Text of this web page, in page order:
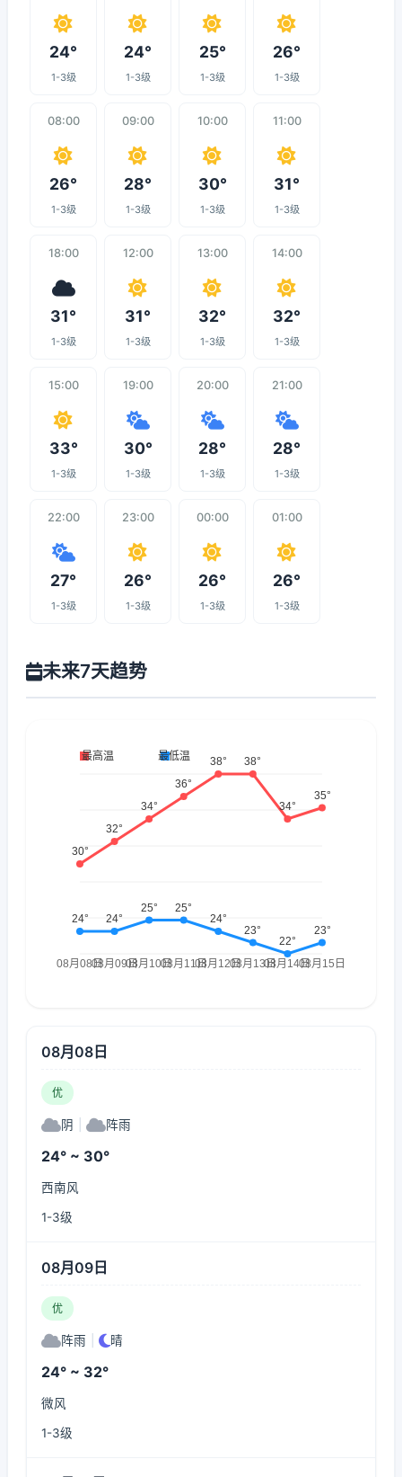
24°
1-3级
24°
1-3级
25°
1-3级
26°
1-3级
08:00
26°
1-3级
09:00
28°
1-3级
10:00
30°
1-3级
11:00
31°
1-3级
18:00
31°
1-3级
12:00
31°
1-3级
13:00
32°
1-3级
14:00
32°
1-3级
15:00
33°
1-3级
19:00
30°
1-3级
20:00
28°
1-3级
21:00
28°
1-3级
22:00
27°
1-3级
23:00
26°
1-3级
00:00
26°
1-3级
01:00
26°
1-3级
未来7天趋势
08月08日
优
阴 阵雨
24° ~ 30°
西南风
1-3级
08月09日
优
阵雨 晴
24° ~ 32°
微风
1-3级